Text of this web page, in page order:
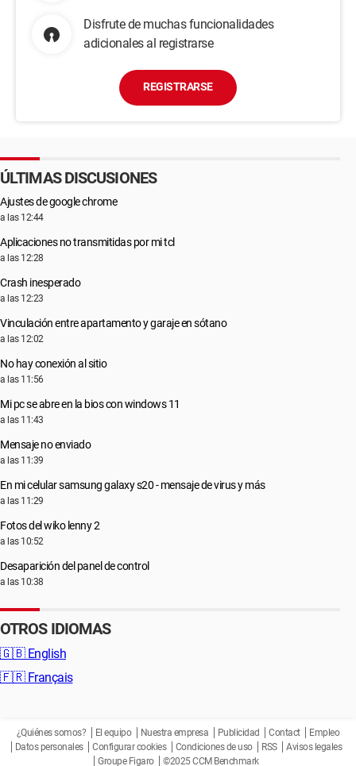
Disfrute de muchas funcionalidades
adicionales al registrarse
REGISTRARSE
ÚLTIMAS DISCUSIONES
Ajustes de google chrome
a las 12:44
Aplicaciones no transmitidas por mi tcl
a las 12:28
Crash inesperado
a las 12:23
Vinculación entre apartamento y garaje en sótano
a las 12:02
No hay conexión al sitio
a las 11:56
Mi pc se abre en la bios con windows 11
a las 11:43
Mensaje no enviado
a las 11:39
En mi celular samsung galaxy s20 - mensaje de virus y más
a las 11:29
Fotos del wiko lenny 2
a las 10:52
Desaparición del panel de control
a las 10:38
OTROS IDIOMAS
🇬🇧 English
🇫🇷 Français
¿Quiénes somos? El equipo Nuestra empresa Publicidad Contact
Empleo
Datos personales
Configurar cookies Condiciones de uso RSS
Avisos legales
Groupe Figaro
©2025 CCM Benchmark